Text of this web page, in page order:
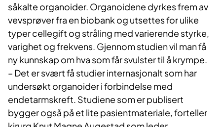
såkalte organoider. Organoidene dyrkes frem av
vevsprøver fra en biobank og utsettes for ulike
typer cellegift og stråling med varierende styrke,
varighet og frekvens. Gjennom studien vil man få
ny kunnskap om hva som får svulster til å krympe.
– Det er svært få studier internasjonalt som har
undersøkt organoider i forbindelse med
endetarmskreft. Studiene som er publisert
bygger også på et lite pasientmateriale, forteller